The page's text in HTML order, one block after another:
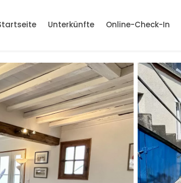
Unterkünfte Online-Check-In